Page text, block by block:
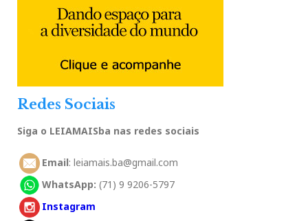
Redes Sociais
Siga o LEIAMAISba nas redes sociais
Email: leiamais.ba@gmail.com
WhatsApp: (71) 9 9206-5797
Instagram